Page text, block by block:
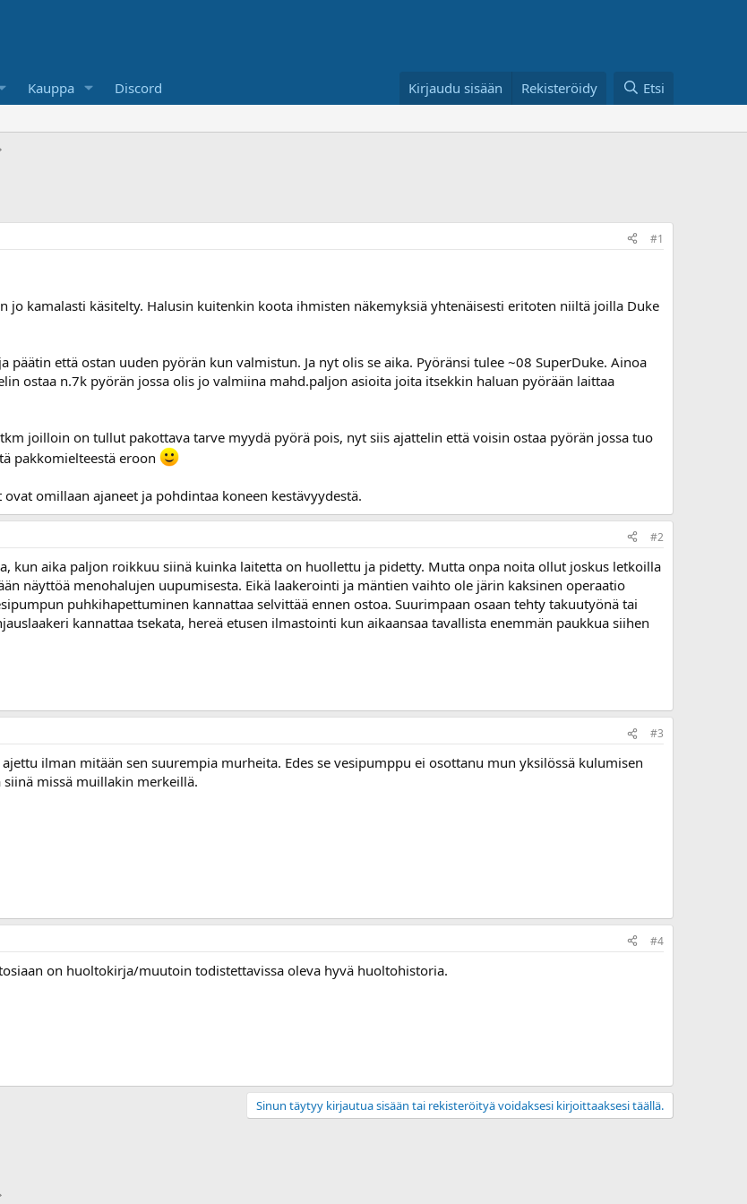
Kauppa Discord Kirjaudu sisään Rekisteröidy Etsi
#1
jo kamalasti käsitelty. Halusin kuitenkin koota ihmisten näkemyksiä yhtenäisesti eritoten niiltä joilla Duke
että ostan uuden pyörän kun valmistun. Ja nyt olis se aika. Pyöränsi tulee ~08 SuperDuke. Ainoa
ostaa n.7k pyörän jossa olis jo valmiina mahd.paljon asioita joita itsekkin haluan pyörään laittaa
joilloin on tullut pakottava tarve myydä pyörä pois, nyt siis ajattelin että voisin ostaa pyörän jossa tuo
pakkomielteestä eroon
omillaan ajaneet ja pohdintaa koneen kestävyydestä.
#2
kun aika paljon roikkuu siinä kuinka laitetta on huollettu ja pidetty. Mutta onpa noita ollut joskus letkoilla
näyttöä menohalujen uupumisesta. Eikä laakerointi ja mäntien vaihto ole järin kaksinen operaatio
puhkihapettuminen kannattaa selvittää ennen ostoa. Suurimpaan osaan tehty takuutyönä tai
kannattaa tsekata, hereä etusen ilmastointi kun aikaansaa tavallista enemmän paukkua siihen
#3
ilman mitään sen suurempia murheita. Edes se vesipumppu ei osottanu mun yksilössä kulumisen
missä muillakin merkeillä.
#4
on huoltokirja/muutoin todistettavissa oleva hyvä huoltohistoria.
Sinun täytyy kirjautua sisään tai rekisteröityä voidaksesi kirjoittaaksesi täällä.